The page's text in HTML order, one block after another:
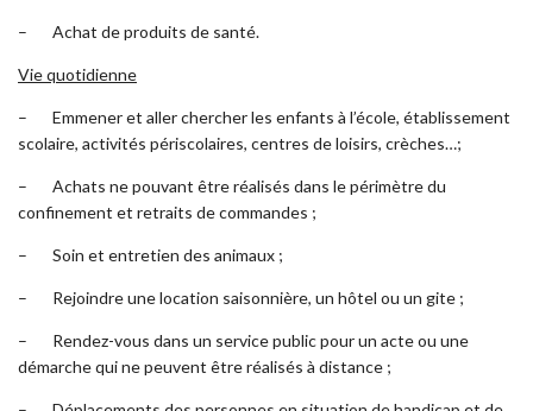
– Achat de produits de santé.
Vie quotidienne
– Emmener et aller chercher les enfants à l’école, établissement
scolaire, activités périscolaires, centres de loisirs, crèches…;
– Achats ne pouvant être réalisés dans le périmètre du
confinement et retraits de commandes ;
– Soin et entretien des animaux ;
– Rejoindre une location saisonnière, un hôtel ou un gite ;
– Rendez-vous dans un service public pour un acte ou une
démarche qui ne peuvent être réalisés à distance ;